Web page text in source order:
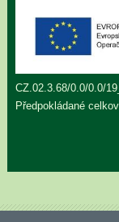
CZ.02.3.68/0.0/0.0/
Předpokládané